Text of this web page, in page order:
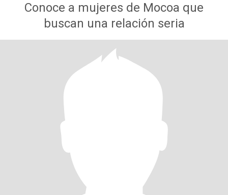
Conoce a mujeres de Mocoa que
buscan una relación seria